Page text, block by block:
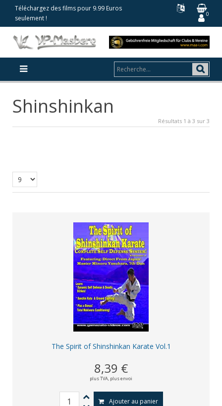
Téléchargez des films pour 9.99 Euros
seulement !
0
Shinshinkan
Résultats 1 à 3 sur 3
The Spirit of Shinshinkan Karate Vol.1
8,39 €
plus TVA, plus envoi
Ajouter au panier